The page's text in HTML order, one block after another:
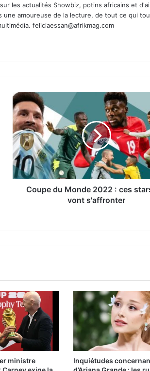
les actualités Showbiz, potins africains et
amoureuse de la lecture, de tout ce qui
feliciaessan@afrikmag.com
Coupe du Monde 2022 : ces
vont s'affronter
ministre
Inquiétudes